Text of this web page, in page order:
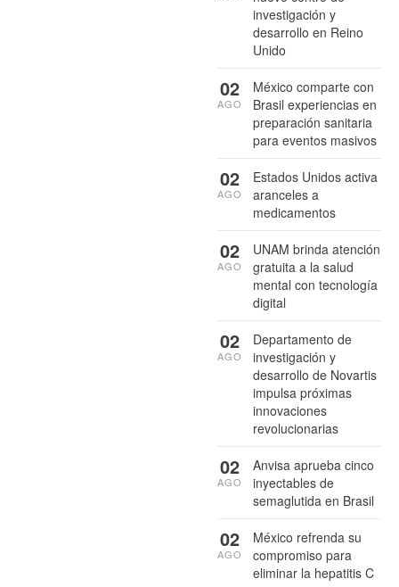
investigación y
desarrollo en Reino
Unido
México comparte con
Brasil experiencias en
preparación sanitaria
para eventos masivos
02
AGO
Estados Unidos activa
aranceles a
medicamentos
02
AGO
UNAM brinda atención
gratuita a la salud
mental con tecnología
digital
02
AGO
Departamento de
investigación y
desarrollo de Novartis
impulsa próximas
innovaciones
revolucionarias
02
AGO
Anvisa aprueba cinco
inyectables de
semaglutida en Brasil
02
AGO
México refrenda su
compromiso para
eliminar la hepatitis C
02
AGO